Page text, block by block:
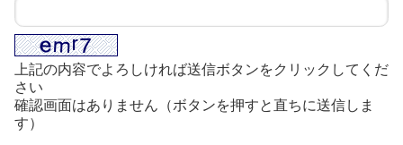
上記の内容でよろしければ送信ボタンをクリックしてくだ
さい
確認画面はありません（ボタンを押すと直ちに送信しま
す）